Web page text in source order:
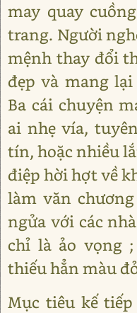
may quay
trang. Người
mệnh thay đổi
đẹp và mang
Ba cái chuyện
ai nhẹ vía,
tín, hoặc nhiều
điệp hời hợt về
làm văn
ngửa với các
chỉ là ảo vọng
thiếu hẳn màu
Mục tiêu kế